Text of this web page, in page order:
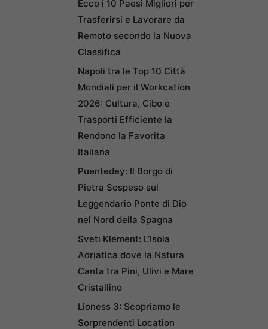
Ecco i 10 Paesi Migliori per
Trasferirsi e Lavorare da
Remoto secondo la Nuova
Classifica
Napoli tra le Top 10 Città
Mondiali per il Workcation
2026: Cultura, Cibo e
Trasporti Efficiente la
Rendono la Favorita
Italiana
Puentedey: Il Borgo di
Pietra Sospeso sul
Leggendario Ponte di Dio
nel Nord della Spagna
Sveti Klement: L’Isola
Adriatica dove la Natura
Canta tra Pini, Ulivi e Mare
Cristallino
Lioness 3: Scopriamo le
Sorprendenti Location